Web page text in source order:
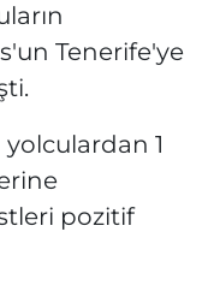
Tenerife'ye
1
pozitif